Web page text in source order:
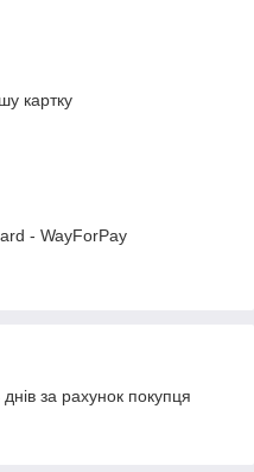
картку
- WayForPay
за рахунок покупця